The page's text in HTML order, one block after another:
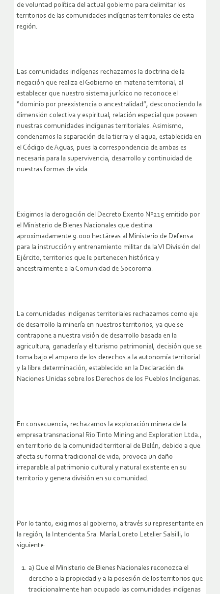
de voluntad política del actual gobierno para delimitar los
territorios de las comunidades indígenas territoriales de esta
región.
Las comunidades indígenas rechazamos la doctrina de la
negación que realiza el Gobierno en materia territorial, al
establecer que nuestro sistema jurídico no reconoce el
“dominio por preexistencia o ancestralidad”, desconociendo la
dimensión colectiva y espiritual; relación especial que poseen
nuestras comunidades indígenas territoriales. Asimismo,
condenamos la separación de la tierra y el agua, establecida en
el Código de Aguas, pues la correspondencia de ambas es
necesaria para la supervivencia, desarrollo y continuidad de
nuestras formas de vida.
Exigimos la derogación del Decreto Exento Nº215 emitido por
el Ministerio de Bienes Nacionales que destina
aproximadamente 9.000 hectáreas al Ministerio de Defensa
para la instrucción y entrenamiento militar de la VI División del
Ejército, territorios que le pertenecen histórica y
ancestralmente a la Comunidad de Socoroma.
La comunidades indígenas territoriales rechazamos como eje
de desarrollo la minería en nuestros territorios, ya que se
contrapone a nuestra visión de desarrollo basada en la
agricultura, ganadería y el turismo patrimonial, decisión que se
toma bajo el amparo de los derechos a la autonomía territorial
y la libre determinación, establecido en la Declaración de
Naciones Unidas sobre los Derechos de los Pueblos Indígenas.
En consecuencia, rechazamos la exploración minera de la
empresa transnacional Rio Tinto Mining and Exploration Ltda.,
en territorio de la comunidad territorial de Belén, debido a que
afecta su forma tradicional de vida, provoca un daño
irreparable al patrimonio cultural y natural existente en su
territorio y genera división en su comunidad.
Por lo tanto, exigimos al gobierno, a través su representante en
la región, la Intendenta Sra. María Loreto Letelier Salsilli, lo
siguiente:
a) Que el Ministerio de Bienes Nacionales reconozca el
derecho a la propiedad y a la posesión de los territorios que
tradicionalmente han ocupado las comunidades indígenas